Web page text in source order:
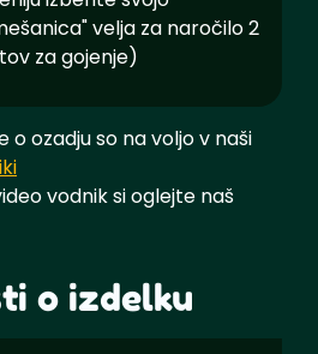
velja za naročilo 2
za gojenje)
o ozadju so na voljo v naši
vodnik si oglejte naš
o izdelku